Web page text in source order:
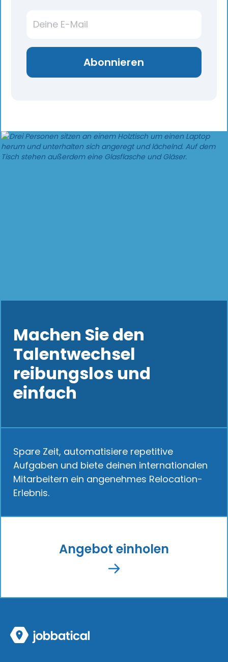
Machen Sie den
Talentwechsel
reibungslos und
einfach
Spare Zeit, automatisiere repetitive
Aufgaben und biete deinen internationalen
Mitarbeitern ein angenehmes Relocation-
Erlebnis.
Angebot einholen